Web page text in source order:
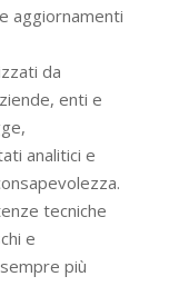
aggiornamenti
da
enti e
analitici e
tecniche
e
più